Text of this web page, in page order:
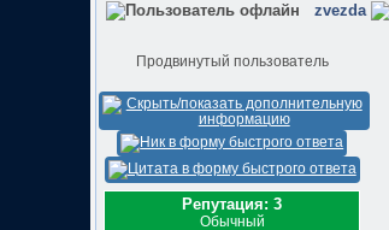
zvezda
Продвинутый пользователь
Репутация: 3
Обычный